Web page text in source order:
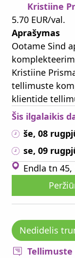
Kristiine
5.70 EUR/val.
Aprašymas
Ootame Sind
Kristiine
tellimuste
klientide
Šis ilgalaikis
še, 08
se, 09
Endla tn
Nedidelis